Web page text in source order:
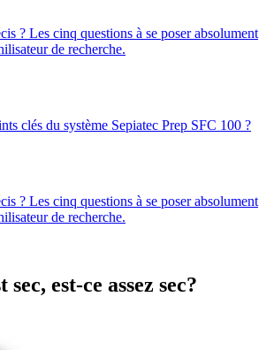
? Les cinq questions à se poser absolument
de recherche.
clés du système Sepiatec Prep SFC 100 ?
? Les cinq questions à se poser absolument
de recherche.
est-ce assez sec?